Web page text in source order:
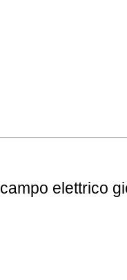
campo elettrico